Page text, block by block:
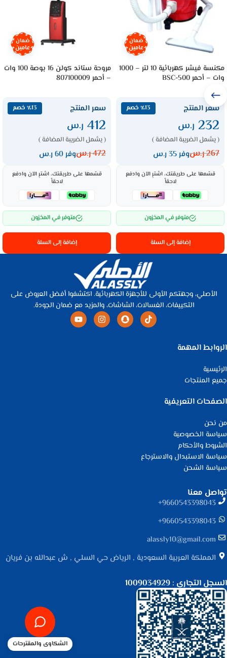
ضمان
عامين
مكنسة فيشر كهربائية 10 لتر – 1000
وات – أحمر BSC-500
سعر المنتج ٪13 خصم
232 ر.س
( يشمل الضريبة المضافة )
267ر.سوفر 35 ر.س
قسّمها على طريقتك، اشترِ الآن وادفع
لاحقاً
متوفر في المخزون
إضافة إلى السلة
ضمان
عامين
مروحة ستاند كولن 16 بوصة 100 وات
– أحمر 807100009
سعر المنتج ٪13 خصم
412 ر.س
( يشمل الضريبة المضافة )
472ر.سوفر 60 ر.س
قسّمها على طريقتك، اشترِ الآن وادفع
لاحقاً
متوفر في المخزون
إضافة إلى السلة
الأصلي، وجهتكم الأولى للأجهزة الكهربائية. اكتشفوا أفضل العروض على
التكييفات، الغسالات، الشاشات، والمزيد مع ضمان الجودة.
الروابط المهمة
الرئيسية
جميع المنتجات
الصفحات التعريفية
من نحن
سياسة الخصوصية
الشروط والأحكام
سياسة الاستبدال والاسترجاع
سياسة الشحن
تواصل معنا
9660543398043⁩+
9660543398043⁩+
alassly10@gmail.com
المملكة العربية السعودية , الرياض حي السلي , ش عبدالله بن فريان
السجل التجاري : 1009034929
الشكاوى والمقترحات